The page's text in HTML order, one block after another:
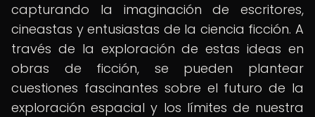
capturando la imaginación de escritores,
cineastas y entusiastas de la ciencia ficción. A
través de la exploración de estas ideas en
obras de ficción, se pueden plantear
cuestiones fascinantes sobre el futuro de la
exploración espacial y los límites de nuestra